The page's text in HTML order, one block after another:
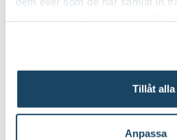
Tillåt alla
Anpassa
Växtnäring Mäster Bengt
199:-